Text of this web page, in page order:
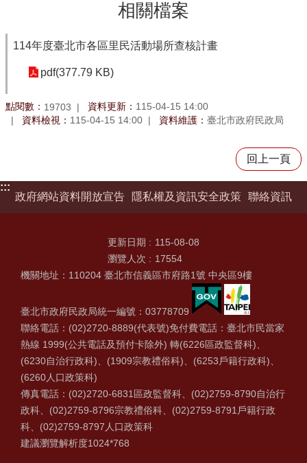
相關檔案
114年度臺北市各區里民活動場所查核計畫
pdf(377.79 KB)
點閱數： 19703 資料更新： 115-04-15 14:00
資料檢視： 115-04-15 14:00 資料維護： 臺北市政府民政局
回上一頁
:::
政府網站資料開放宣告
隱私權及資訊安全政策 聯絡資訊
更新日期
115-08-08
瀏覽人次
17554
機關地址：110204 臺北市信義區市府路1號 中央區9樓
臺北市政府民政局統一編號：03778709
聯絡電話：(02)2720-8889(代表號)免付費電話：臺北市民當家
熱線 1999(公共電話及預付卡除外) 轉(6226區政監督科)、
(6230自治行政科)、(1909宗教禮俗科)、(6253戶籍行政科)、
(6260人口政策科)
傳真電話：(02)2720-6831區政監督科、(02)2759-8790自治行
政科、(02)2759-8796宗教禮俗科、(02)2759-8791戶籍行政
科、(02)2759-8797人口政策科
建議瀏覽解析度1024*768